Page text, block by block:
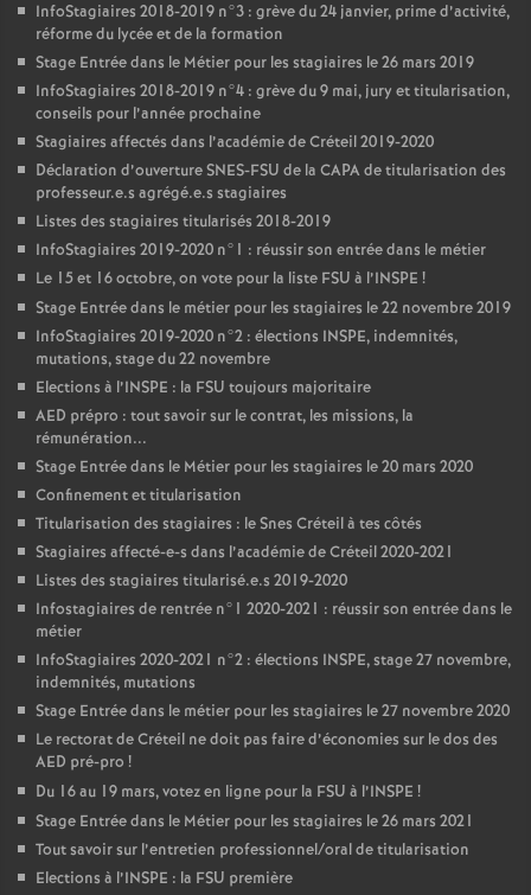
InfoStagiaires 2018-2019 n°3 : grève du 24 janvier, prime d’activité,
réforme du lycée et de la formation
Stage Entrée dans le Métier pour les stagiaires le 26 mars 2019
InfoStagiaires 2018-2019 n°4 : grève du 9 mai, jury et titularisation,
conseils pour l’année prochaine
Stagiaires affectés dans l’académie de Créteil 2019-2020
Déclaration d’ouvertureSNES-FSU de la CAPAde titularisation des
professeur.e.s agrégé.e.s stagiaires
Listes des stagiaires titularisés 2018-2019
InfoStagiaires 2019-2020 n°1 : réussir son entrée dans le métier
Le 15 et 16 octobre, on vote pour la liste FSU à l’INSPE !
Stage Entrée dans le métier pour les stagiaires le 22 novembre 2019
InfoStagiaires 2019-2020 n°2 : élections INSPE, indemnités,
mutations, stage du 22 novembre
Elections à l’INSPE : la FSU toujours majoritaire
AED prépro : tout savoir sur le contrat, les missions, la
rémunération...
Stage Entrée dans le Métier pour les stagiaires le 20 mars 2020
Confinement et titularisation
Titularisation des stagiaires : le Snes Créteil à tes côtés
Stagiaires affecté-e-s dans l’académie de Créteil 2020-2021
Listes des stagiaires titularisé.e.s 2019-2020
Infostagiaires de rentrée n°1 2020-2021 : réussir son entrée dans le
métier
InfoStagiaires 2020-2021 n°2 : élections INSPE, stage 27 novembre,
indemnités, mutations
Stage Entrée dans le métier pour les stagiaires le 27 novembre 2020
Le rectorat de Créteil ne doit pas faire d’économies sur le dos des
AED pré-pro !
Du 16 au 19 mars, votez en ligne pour la FSU à l’INSPE !
Stage Entrée dans le Métier pour les stagiaires le 26 mars 2021
Tout savoir sur l’entretien professionnel/oral de titularisation
Elections à l’INSPE : la FSU première